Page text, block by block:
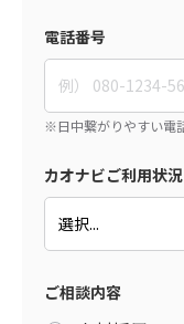
電話番号
カオナビご利用状況
ご相談内容